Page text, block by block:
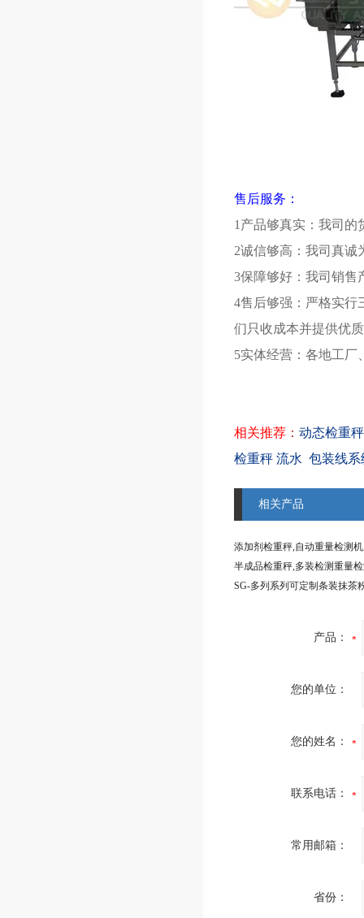
售后服务：
1产品够真实：我司的
2诚信够高：我司真诚
3保障够好：我司销售
4售后够强：严格实行
们只收成本并提供优
5实体经营：各地工厂
相关推荐 ： 动态检重
检重秤 流水 包装线
相关产品
添加剂检重秤,自动重量检测
产品：
您的单位：
您的姓名：
联系电话：
常用邮箱：
省份：